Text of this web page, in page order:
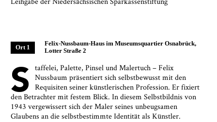
Ort 1
Felix-Nussbaum-Haus im Museumsquartier Osnabrück,
Lotter Straße 2
S
taffelei, Palette, Pinsel und Malertuch – Felix
Nussbaum präsentiert sich selbstbewusst mit den
Requisiten seiner künstlerischen Profession. Er fixiert
den Betrachter mit festem Blick. In diesem Selbstbildnis von
1943 vergewissert sich der Maler seines unbeugsamen
Glaubens an die selbstbestimmte Identität als Künstler.
Ja, ich bin damit einverstanden, dass das
Zustimmung jederzeit widerrufen und die
Informationen aus den Systemen des
besteht ein Beschwerderecht bei einer
Aufsichtsbehörde für Datenschutz. Weitere
Informationen siehe:Datenschutz-Seite.*
* notwendige Angaben